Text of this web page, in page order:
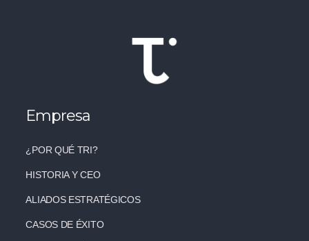
Empresa
¿POR QUÉ TRI?
HISTORIA Y CEO
ALIADOS ESTRATÉGICOS
CASOS DE ÉXITO